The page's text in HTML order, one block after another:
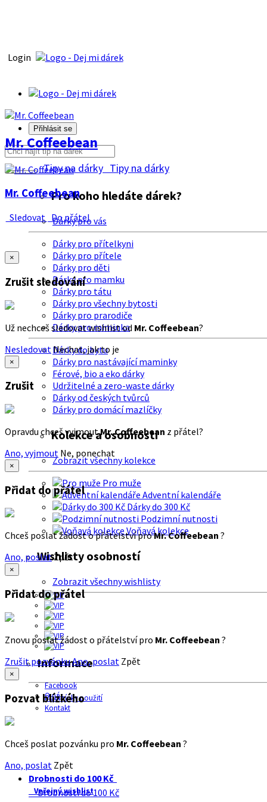
Login
Přihlásit se
Tipy na dárky Tipy na dárky
Pro koho hledáte dárek?
Dárky pro vás
Dárky pro přítelkyni
Dárky pro přítele
Dárky pro děti
Dárky pro mamku
Dárky pro tátu
Dárky pro všechny bytosti
Dárky pro prarodiče
Dárky pro miminka
Dárky do bytu
Dárky pro nastávající maminky
Férové, bio a eko dárky
Udržitelné a zero-waste dárky
Dárky od českých tvůrců
Dárky pro domácí mazlíčky
Kolekce a osobnosti
Zobrazit všechny kolekce
Pro muže
Adventní kalendáře
Dárky do 300 Kč
Podzimní nutnosti
Voňavá kolekce
Wishlisty osobností
Zobrazit všechny wishlisty
Informace
Facebook
O nás
Podmínky použití
Kontakt
Mr. Coffeebean
Mr. Coffeebean
Sledovat Do přátel
×
Zrušit sledování
Už nechceš sledovat wishlist od Mr. Coffeebean?
Nesledovat Nechat, jak to je
×
Zrušit
Opravdu chceš vyjmoutMr. Coffeebean z přátel?
Ano, vyjmout Ne, ponechat
×
Přidat do přátel
Chceš poslat žádost o přátelství proMr. Coffeebean ?
Ano, poslatZpět
×
Přidat do přátel
Znovu poslat žádost o přátelství pro Mr. Coffeebean ?
Zrušit pozvánkuAno, poslat Zpět
×
Pozvat blízkého
Chceš poslat pozvánku pro Mr. Coffeebean ?
Ano, poslat Zpět
Drobnosti do 100 Kč
Veřejný wishlist
Drobnosti do 100 Kč